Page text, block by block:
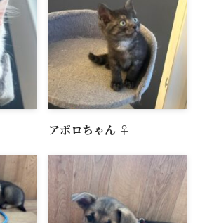
アポロちゃん︎︎ ♀